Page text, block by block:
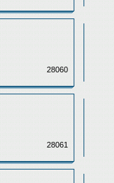
28060
28061